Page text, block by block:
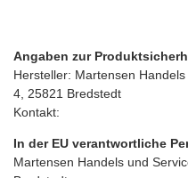
Angaben zur
Hersteller: Martensen
4, 25821 Bredstedt
Kontakt:
In der EU verantwortliche
Martensen Handels und